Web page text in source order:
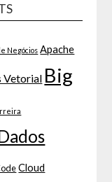
Negócios Apache
Vetorial Big
Cloud